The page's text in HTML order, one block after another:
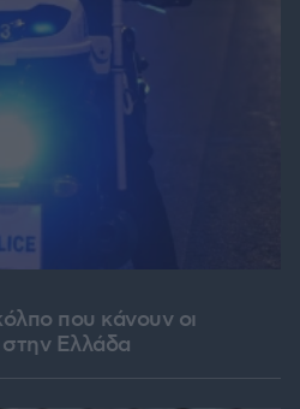
που κάνουν οι
Ελλάδα